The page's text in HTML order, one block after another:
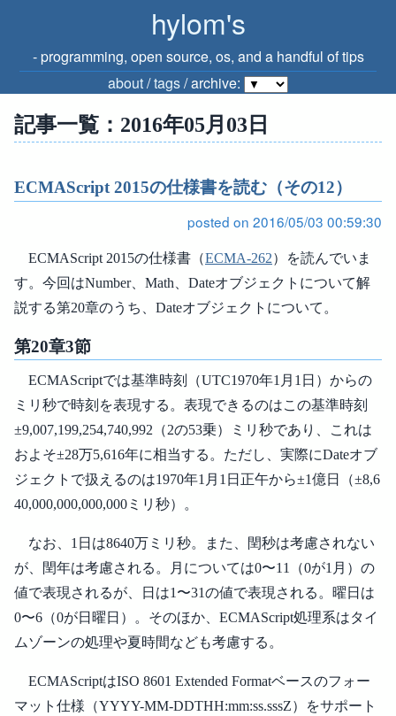
hylom's
‐ programming, open source, os, and a handful of tips
about/tags/ archive:
記事一覧：2016年05月03日
ECMAScript 2015の仕様書を読む（その12）
posted on 2016/05/03 00:59:30
ECMAScript 2015の仕様書（ECMA-262）を読んでいま
す。今回はNumber、Math、Dateオブジェクトについて解
説する第20章のうち、Dateオブジェクトについて。
第20章3節
ECMAScriptでは基準時刻（UTC1970年1月1日）からの
ミリ秒で時刻を表現する。表現できるのはこの基準時刻
±9,007,199,254,740,992（2の53乗）ミリ秒であり、これは
およそ±28万5,616年に相当する。ただし、実際にDateオブ
ジェクトで扱えるのは1970年1月1日正午から±1億日（±8,6
40,000,000,000,000ミリ秒）。
なお、1日は8640万ミリ秒。また、閏秒は考慮されない
が、閏年は考慮される。月については0〜11（0が1月）の
値で表現されるが、日は1〜31の値で表現される。曜日は
0〜6（0が日曜日）。そのほか、ECMAScript処理系はタイ
ムゾーンの処理や夏時間なども考慮する。
ECMAScriptはISO 8601 Extended Formatベースのフォー
マット仕様（YYYY-MM-DDTHH:mm:ss.sssZ）をサポート